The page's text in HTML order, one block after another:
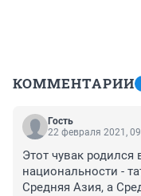
КОММЕНТАРИИ
Гость
22 февраля 2021,
Этот чувак
национальности -
Средняя Азия, а